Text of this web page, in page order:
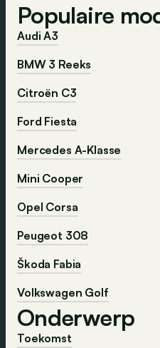
Populaire
Audi A3
BMW 3 Reeks
Citroën C3
Ford Fiesta
Mercedes A-Klasse
Mini Cooper
Opel Corsa
Peugeot 308
Škoda Fabia
Volkswagen Golf
Onderwerp
Toekomst